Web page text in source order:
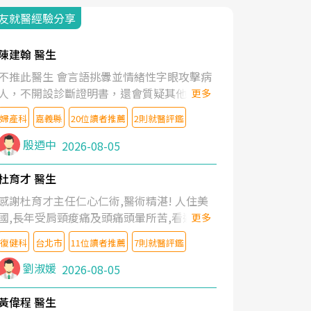
就醫經驗分享
建翰 醫生
推此醫生 會言語挑釁並情緒性字眼攻擊病
，不開設診斷證明書，還會質疑其他醫生
判斷！
更多
婦產科 嘉義縣 20位讀者推薦 2則就醫評鑑
殷迺中 2026-08-05
育才 醫生
謝杜育才主任仁心仁術,醫術精湛! 人住美
,長年受肩頸痠痛及頭痛頭暈所苦,看遍名醫
授,做了各種檢查,也嘗試過西醫打針,中醫
灸及物理徒手治療都沒有用,後來連吃到嗎
類止痛藥都效果有限,只是壓症狀,沒多久就
起來,多年失眠嚴重影響生活品質. 台灣親
介紹忠孝醫院杜育才主任是頸頭症候群專
更多
復健科 台北市 11位讀者推薦 7則就醫評鑑
劉淑媛 2026-08-05
偉程 醫生